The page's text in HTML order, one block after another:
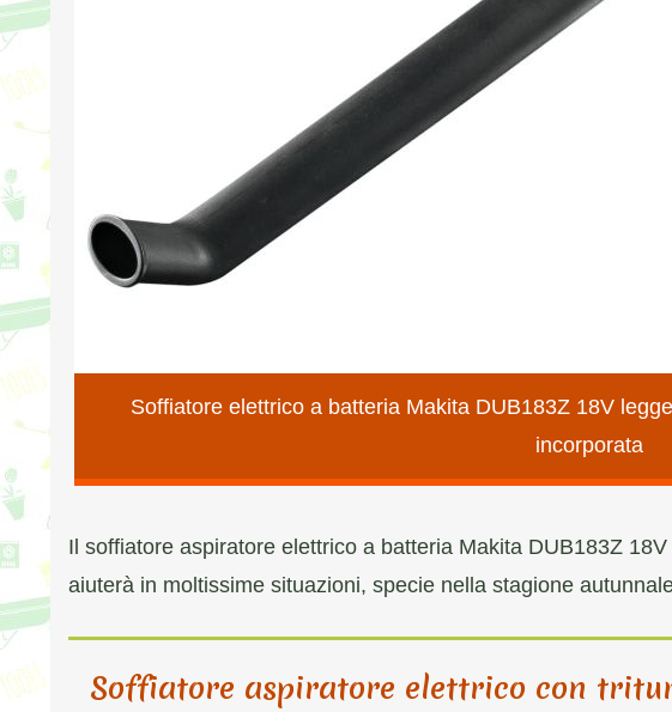
Soffiatore elettrico a batteria Makita DUB183Z 18V
incorporata
Il soffiatore aspiratore elettrico a batteria Makita DUB183Z
aiuterà in moltissime situazioni, specie nella stagione
Soffiatore aspiratore elettrico con